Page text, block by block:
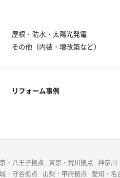
屋根・防水・太陽光発電
その他（内装・増改築など）
リフォーム事例
・八王子拠点 東京・荒川拠点 神奈川
・守谷拠点 山梨・甲府拠点 愛知・名